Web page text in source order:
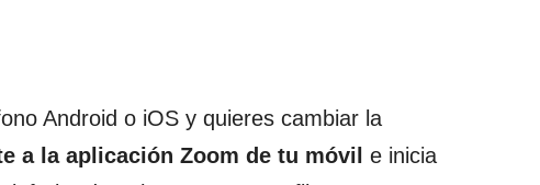
Android o iOS y quieres cambiar la
a la aplicación Zoom de tu móvil e inicia